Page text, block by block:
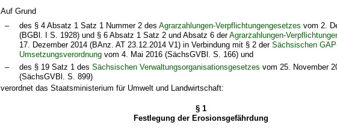
Auf Grund
–
des § 4 Absatz 1 Satz 1 Nummer 2 des Agrarzahlungen-Verpflichtungengesetzes vom 2.
(BGBl. I S. 1928) und § 6 Absatz 1 Satz 2 und Absatz 6 derAgrarzahlungen-
17. Dezember 2014 (BAnz. AT 23.12.2014 V1) in Verbindung mit § 2 der Sächsischen
Umsetzungsverordnungvom 4. Mai 2016 (SächsGVBl. S. 166) und
–
des § 19 Satz 1 des Sächsischen Verwaltungsorganisationsgesetzes vom 25. November
(SächsGVBl. S. 899)
verordnet das Staatsministerium für Umwelt und Landwirtschaft:
§ 1
Festlegung der Erosionsgefährdung